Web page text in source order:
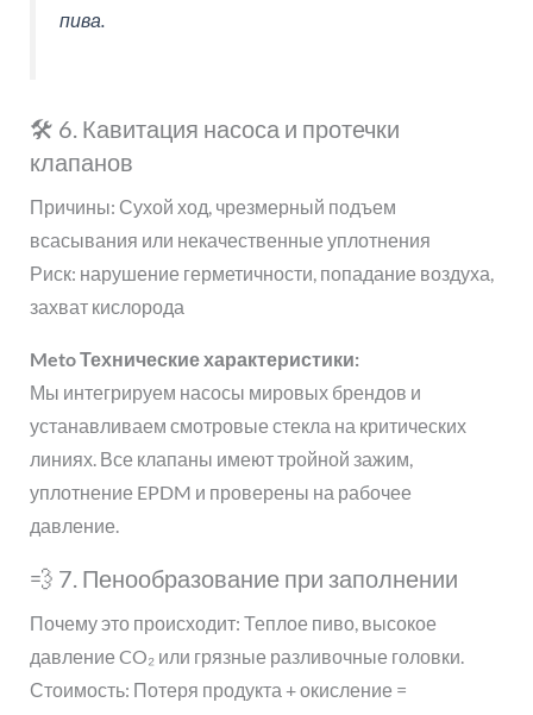
пива.
🛠️ 6. Кавитация насоса и протечки
клапанов
Причины: Сухой ход, чрезмерный подъем
всасывания или некачественные уплотнения
Риск: нарушение герметичности, попадание воздуха,
захват кислорода
Meto Технические характеристики:
Мы интегрируем насосы мировых брендов и
устанавливаем смотровые стекла на критических
линиях. Все клапаны имеют тройной зажим,
уплотнение EPDM и проверены на рабочее
давление.
💨 7. Пенообразование при заполнении
Почему это происходит: Теплое пиво, высокое
давление CO₂ или грязные разливочные головки.
Стоимость: Потеря продукта + окисление =